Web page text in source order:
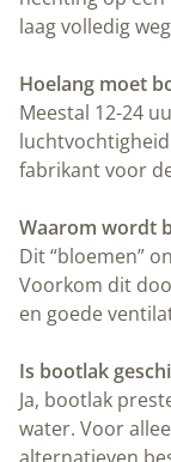
Bestel direct jouw
Geef jouw boot de
assortiment
bescherming tegen
nog en vaar met
aanpak? In
bootlak
Peltenburg
Valkenboskade 595
2563 JE Den Haag